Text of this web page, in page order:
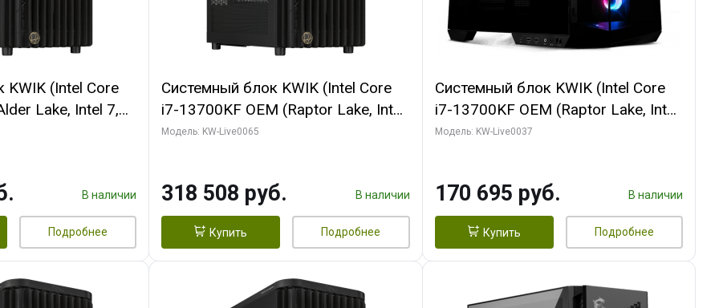
KWIK (Intel Core
Lake, Intel 7,
64 ГБ ОЗУ (2
В наличии
Подробнее
Системный блок KWIK (Intel Core
i7-13700KF OEM (Raptor Lake, Intel
7, C16 8EC/8PC/ 64 ГБ ОЗУ (2
2/ 1 ТБ SSD)
Модель: KW-Live0065
318 508 руб. В наличии
Купить Подробнее
Системный блок KWIK (Intel Core
i7-13700KF OEM (Raptor Lake, Intel
7, C16 8EC/8PC/ 32 ГБ ОЗУ (2
HDMI/ 1 ТБ SSD)
Модель: KW-Live0037
170 695 руб. В наличии
Купить Подробнее